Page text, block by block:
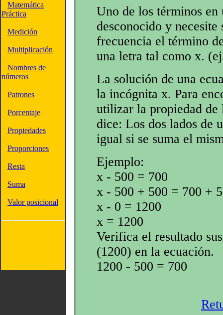
Matemática
Práctica
Medición
Multiplicación
Nombres de
números
Patrones
Porcentaje
Propiedades
Proporciones
Resta
Suma
Valor posicional
Uno de los términos en
desconocido y
frecuencia el término
una letra tal como x.
La solución de una
la incógnita x. Para
utilizar la propiedad de
dice: Los dos lados de
igual si se suma el
Ejemplo:
x - 500 = 700
x - 500 + 500 = 700 +
x - 0 = 1200
x = 1200
Verifica el resultado
(1200) en la ecuación.
1200 - 500 = 700